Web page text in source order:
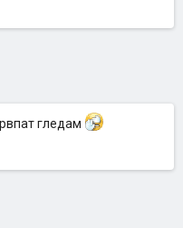
гледам